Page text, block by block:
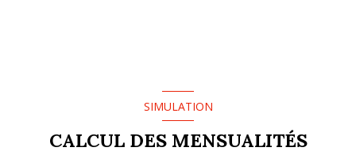
SIMULATION
CALCUL DES MENSUALITÉS